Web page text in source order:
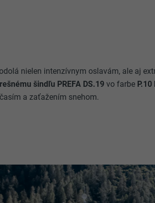
nielen intenzívnym oslavám, ale aj
šindľu PREFA DS.19 vo farbe
a zaťažením snehom.